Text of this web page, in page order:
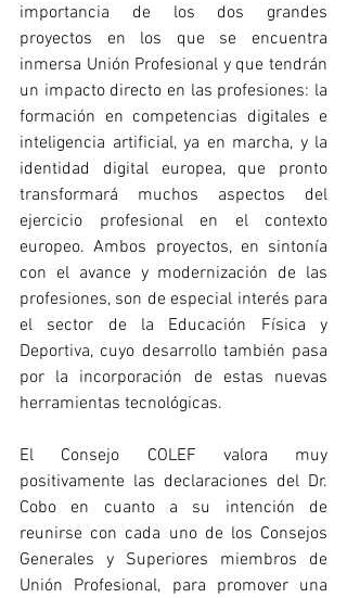
importancia de los dos grandes
proyectos en los que se encuentra
inmersa Unión Profesional y que tendrán
un impacto directo en las profesiones: la
formación en competencias digitales e
inteligencia artificial, ya en marcha, y la
identidad digital europea, que pronto
transformará muchos aspectos del
ejercicio profesional en el contexto
europeo. Ambos proyectos, en sintonía
con el avance y modernización de las
profesiones, son de especial interés para
el sector de la Educación Física y
Deportiva, cuyo desarrollo también pasa
por la incorporación de estas nuevas
herramientas tecnológicas.
El Consejo COLEF valora muy
positivamente las declaraciones del Dr.
Cobo en cuanto a su intención de
reunirse con cada uno de los Consejos
Generales y Superiores miembros de
Unión Profesional, para promover una